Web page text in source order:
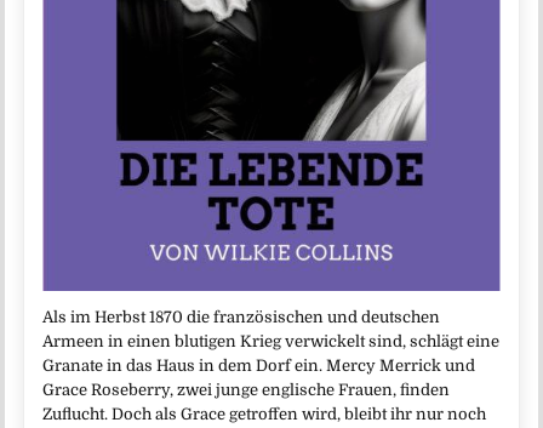
Als im Herbst 1870 die französischen und deutschen
Armeen in einen blutigen Krieg verwickelt sind, schlägt eine
Granate in das Haus in dem Dorf ein. Mercy Merrick und
Grace Roseberry, zwei junge englische Frauen, finden
Zuflucht. Doch als Grace getroffen wird, bleibt ihr nur noch